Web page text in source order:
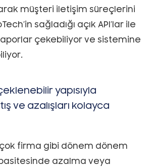
müşteri iletişim süreçlerini
sağladığı açık API’lar ile
çekebiliyor ve sistemine
yapısıyla
ve azalışları kolayca
çok firma gibi dönem dönem
azalma veya